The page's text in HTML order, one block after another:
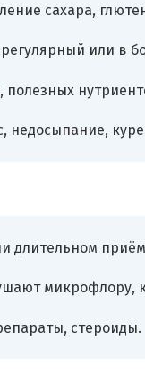
сахара,
или в
полезных
недосыпание,
длительном
микрофлору,
стероиды.